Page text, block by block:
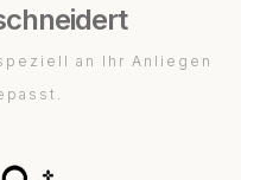
an Ihr Anliegen